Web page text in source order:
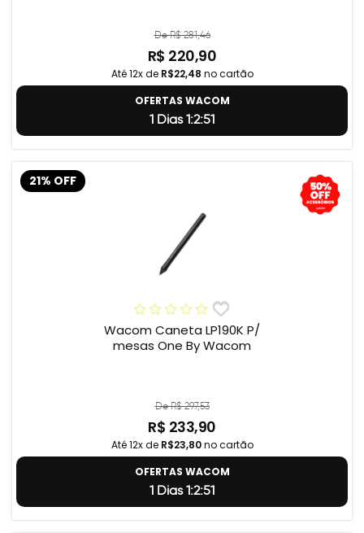
De R$ 281,46
R$ 220,90
Até 12x de R$22,48 no cartão
OFERTAS WACOM
1 Dias 1:2:50
21% OFF
Wacom Caneta LP190K P/
mesas One By Wacom
De R$ 297,53
R$ 233,90
Até 12x de R$23,80no cartão
OFERTAS WACOM
1 Dias 1:2:50